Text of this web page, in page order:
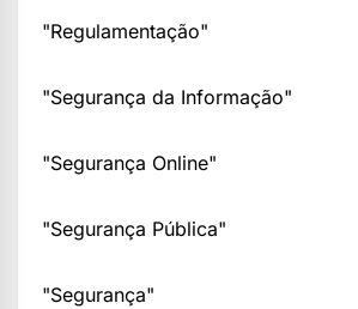
"Regulamentação"
"Segurança da Informação"
"Segurança Online"
"Segurança Pública"
"Segurança"